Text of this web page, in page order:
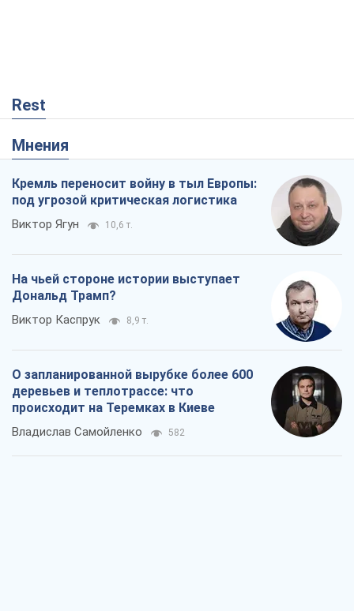
Rest
Мнения
Кремль переносит войну в тыл Европы:
под угрозой критическая логистика
Виктор Ягун 10,6 т.
На чьей стороне истории выступает
Дональд Трамп?
Виктор Каспрук 8,9 т.
О запланированной вырубке более 600
деревьев и теплотрассе: что
происходит на Теремках в Киеве
Владислав Самойленко 582